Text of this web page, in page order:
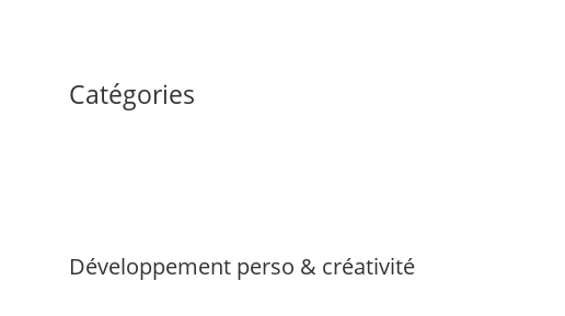
Catégories
Développement perso & créativité